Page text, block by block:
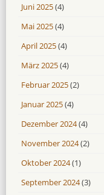
Juni 2025(4)
Mai 2025(4)
April 2025(4)
März 2025(4)
Februar 2025(2)
Januar 2025(4)
Dezember 2024(4)
November 2024(2)
Oktober 2024(1)
September 2024(3)